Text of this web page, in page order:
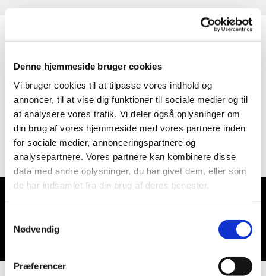
Denne hjemmeside bruger cookies
Vi bruger cookies til at tilpasse vores indhold og
annoncer, til at vise dig funktioner til sociale medier og til
at analysere vores trafik. Vi deler også oplysninger om
din brug af vores hjemmeside med vores partnere inden
for sociale medier, annonceringspartnere og
analysepartnere. Vores partnere kan kombinere disse
data med andre oplysninger, du har givet dem, eller som
de har indsamlet fra din brug af deres tjenester.
Nødvendig
Præferencer
Der er råd og vejledning at få til strikketøjet. Har man lyst,
kan man strikke dåbsservietter til de børn, der døbes i
kirken. Undervejs synger vi også par sange og der
oplæses en fortælling eller lignende.
Du vil måske også kunne lide...